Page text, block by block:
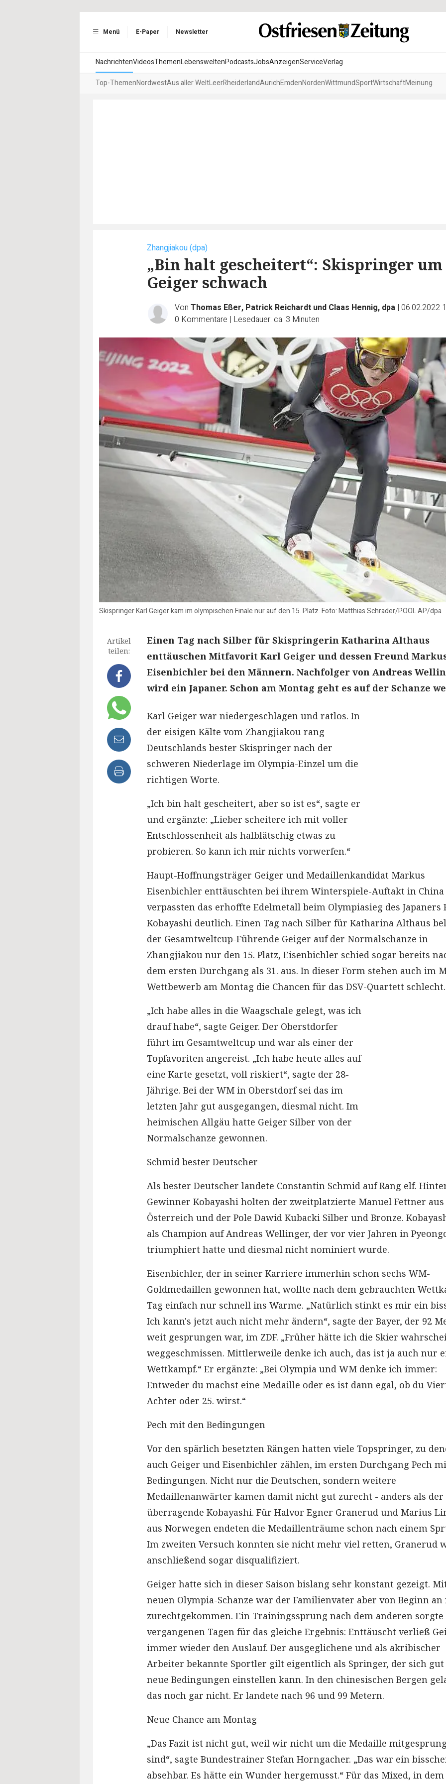
Menü E-Paper Newsletter
NachrichtenVideosThemenLebensweltenPodcastsJobsAnzeigenServiceVerlag
Top-ThemenNordwestAus aller WeltLeerRheiderlandAurichEmdenNordenWittmundSportWirtschaftMeinung
Zhangjiakou (dpa)
„Bin halt gescheitert“: Skispringer um
Geiger schwach
Von Thomas Eßer, Patrick Reichardt und Claas Hennig, dpa | 06.02.2022
0 Kommentare | Lesedauer: ca. 3 Minuten
Skispringer Karl Geiger kam im olympischen Finale nur auf den 15. Platz. Foto: Matthias Schrader/POOL AP/dpa
Artikel
teilen:
Einen Tag nach Silber für Skispringerin Katharina Althaus
enttäuschen Mitfavorit Karl Geiger und dessen Freund
Eisenbichler bei den Männern. Nachfolger von Andreas
wird ein Japaner. Schon am Montag geht es auf der Schanze
Karl Geiger war niedergeschlagen und ratlos. In
der eisigen Kälte vom Zhangjiakou rang
Deutschlands bester Skispringer nach der
schweren Niederlage im Olympia-Einzel um die
richtigen Worte.
„Ich bin halt gescheitert, aber so ist es“, sagte er
und ergänzte: „Lieber scheitere ich mit voller
Entschlossenheit als halblätschig etwas zu
probieren. So kann ich mir nichts vorwerfen.“
Haupt-Hoffnungsträger Geiger und Medaillenkandidat Markus
Eisenbichler enttäuschten bei ihrem Winterspiele-Auftakt in
verpassten das erhoffte Edelmetall beim Olympiasieg des Japaners
Kobayashi deutlich. Einen Tag nach Silber für Katharina Althaus
der Gesamtweltcup-Führende Geiger auf der Normalschanze in
Zhangjiakou nur den 15. Platz, Eisenbichler schied sogar bereits
dem ersten Durchgang als 31. aus. In dieser Form stehen auch im
Wettbewerb am Montag die Chancen für das DSV-Quartett schlecht.
„Ich habe alles in die Waagschale gelegt, was ich
drauf habe“, sagte Geiger. Der Oberstdorfer
führt im Gesamtweltcup und war als einer der
Topfavoriten angereist. „Ich habe heute alles auf
eine Karte gesetzt, voll riskiert“, sagte der 28-
Jährige. Bei der WM in Oberstdorf sei das im
letzten Jahr gut ausgegangen, diesmal nicht. Im
heimischen Allgäu hatte Geiger Silber von der
Normalschanze gewonnen.
Schmid bester Deutscher
Als bester Deutscher landete Constantin Schmid auf Rang elf.
Gewinner Kobayashi holten der zweitplatzierte Manuel Fettner aus
Österreich und der Pole Dawid Kubacki Silber und Bronze.
als Champion auf Andreas Wellinger, der vor vier Jahren in
triumphiert hatte und diesmal nicht nominiert wurde.
Eisenbichler, der in seiner Karriere immerhin schon sechs WM-
Goldmedaillen gewonnen hat, wollte nach dem gebrauchten
Tag einfach nur schnell ins Warme. „Natürlich stinkt es mir ein
Ich kann's jetzt auch nicht mehr ändern“, sagte der Bayer, der 92
weit gesprungen war, im ZDF. „Früher hätte ich die Skier
weggeschmissen. Mittlerweile denke ich auch, das ist ja auch nur
Wettkampf.“ Er ergänzte: „Bei Olympia und WM denke ich immer:
Entweder du machst eine Medaille oder es ist dann egal, ob du
Achter oder 25. wirst.“
Pech mit den Bedingungen
Vor den spärlich besetzten Rängen hatten viele Topspringer, zu
auch Geiger und Eisenbichler zählen, im ersten Durchgang Pech
Bedingungen. Nicht nur die Deutschen, sondern weitere
Medaillenanwärter kamen damit nicht gut zurecht - anders als der
überragende Kobayashi. Für Halvor Egner Granerud und Marius
aus Norwegen endeten die Medaillenträume schon nach einem
Im zweiten Versuch konnten sie nicht mehr viel retten, Granerud
anschließend sogar disqualifiziert.
Geiger hatte sich in dieser Saison bislang sehr konstant gezeigt.
neuen Olympia-Schanze war der Familienvater aber von Beginn
zurechtgekommen. Ein Trainingssprung nach dem anderen
vergangenen Tagen für das gleiche Ergebnis: Enttäuscht verließ
immer wieder den Auslauf. Der ausgeglichene und als akribischer
Arbeiter bekannte Sportler gilt eigentlich als Springer, der sich gut
neue Bedingungen einstellen kann. In den chinesischen Bergen
das noch gar nicht. Er landete nach 96 und 99 Metern.
Neue Chance am Montag
„Das Fazit ist nicht gut, weil wir nicht um die Medaille
sind“, sagte Bundestrainer Stefan Horngacher. „Das war ein
absehbar. Es hätte ein Wunder hergemusst.“ Für das Mixed, in